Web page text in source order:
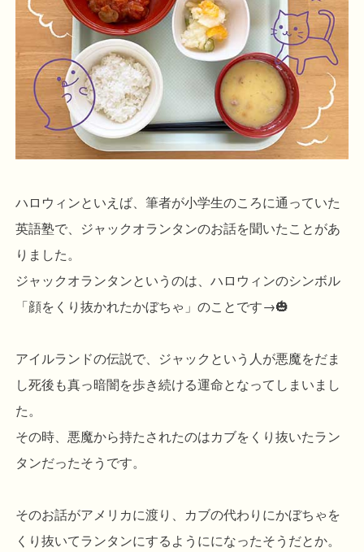
ハロウィンといえば、筆者が小学生のころに通っていた
英語塾で、ジャックオランタンのお話を聞いたことがあ
りました。
ジャックオランタンというのは、ハロウィンのシンボル
「顔をくり抜かれたかぼちゃ」のことです→🎃
アイルランドの伝説で、ジャックという人が悪魔をだま
し死後も真っ暗闇を歩き続ける運命となってしまいまし
た。
その時、悪魔から持たされたのはカブをくり抜いたラン
タンだったそうです。
そのお話がアメリカに渡り、カブの代わりにかぼちゃを
くり抜いてランタンにするようにになったそうだとか。